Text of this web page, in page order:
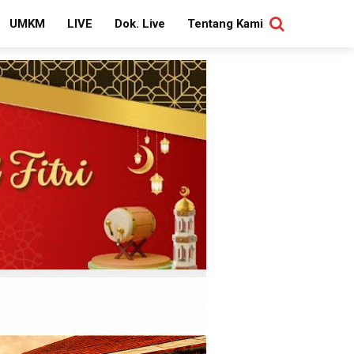
UMKM LIVE Dok. Live Tentang Kami
SEARCH